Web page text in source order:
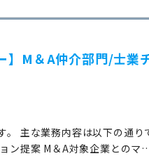
M＆A仲介部門/士業
主な業務内容は以下の通
ン提案 M＆A対象企業とのマ